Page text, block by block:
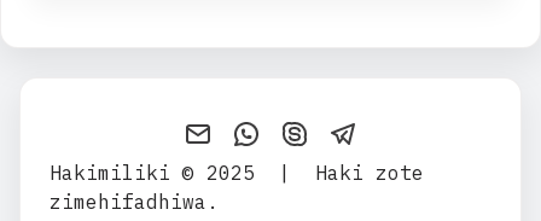
Send an email to Maana-yA
Contact Admin on
Contact Admin on
Hakimiliki © 2025
|
Haki zote
zimehifadhiwa.